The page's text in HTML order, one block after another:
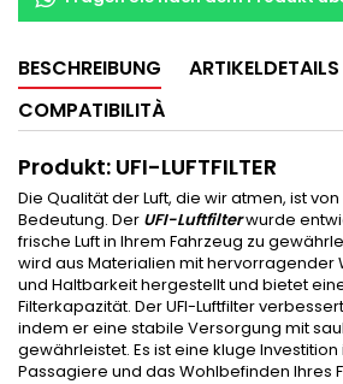
BESCHREIBUNG ARTIKELDETAILS
COMPATIBILITÀ
Produkt: UFI-LUFTFILTER
Die Qualität der Luft, die wir atmen, ist
Bedeutung. Der UFI-Luftfilterwurde
frische Luft in Ihrem Fahrzeug zu
wird aus Materialien mit hervorragender
und Haltbarkeit hergestellt und bietet
Filterkapazität. Der UFI-Luftfilter
indem er eine stabile Versorgung mit
gewährleistet. Es ist eine kluge
Passagiere und das Wohlbefinden Ihres